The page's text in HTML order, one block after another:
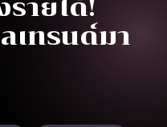
รายได้!
เทรนด์มา